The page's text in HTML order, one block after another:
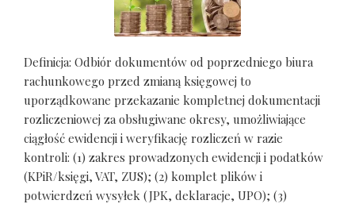
Definicja: Odbiór dokumentów od poprzedniego biura
rachunkowego przed zmianą księgowej to
uporządkowane przekazanie kompletnej dokumentacji
rozliczeniowej za obsługiwane okresy, umożliwiające
ciągłość ewidencji i weryfikację rozliczeń w razie
kontroli: (1) zakres prowadzonych ewidencji i podatków
(KPiR/księgi, VAT, ZUS); (2) komplet plików i
potwierdzeń wysyłek (JPK, deklaracje, UPO); (3)